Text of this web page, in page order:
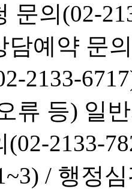
문의(02-
담예약 문
2133-
류 등) 일
(02-2133-
/ 행정심